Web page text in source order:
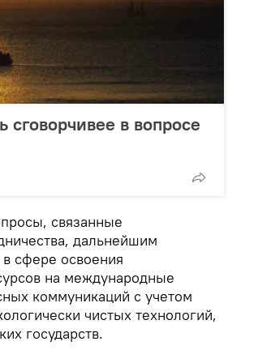
сговорчивее в вопросе
связанные
дальнейшим
сфере освоения
на международные
коммуникаций с учетом
чистых технологий,
государств.